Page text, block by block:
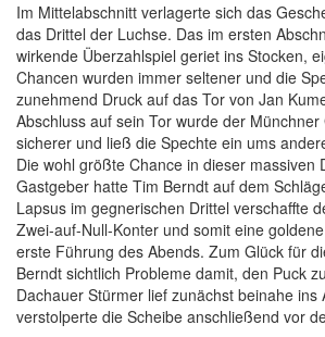
Im Mittelabschnitt verlagerte sich das
das Drittel der Luchse. Das im ersten
wirkende Überzahlspiel geriet ins Stocken,
Chancen wurden immer seltener und die
zunehmend Druck auf das Tor von Jan
Abschluss auf sein Tor wurde der Münchner
sicherer und ließ die Spechte ein ums
Die wohl größte Chance in dieser massiven
Gastgeber hatte Tim Berndt auf dem
Lapsus im gegnerischen Drittel verschaffte
Zwei-auf-Null-Konter und somit eine
erste Führung des Abends. Zum Glück für
Berndt sichtlich Probleme damit, den Puck
Dachauer Stürmer lief zunächst beinahe ins
verstolperte die Scheibe anschließend vor